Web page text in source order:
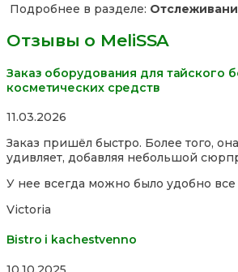
Подробнее в разделе:
Отзывы о MeliSSA
Заказ оборудования для тайского
косметических средств
Rated
out
of
11.03.2026
Заказ пришёл быстро. Более того,
удивляет, добавляя небольшой
У нее всегда можно было удобно все
Victoria
Bistro i kachestvenno
Rated